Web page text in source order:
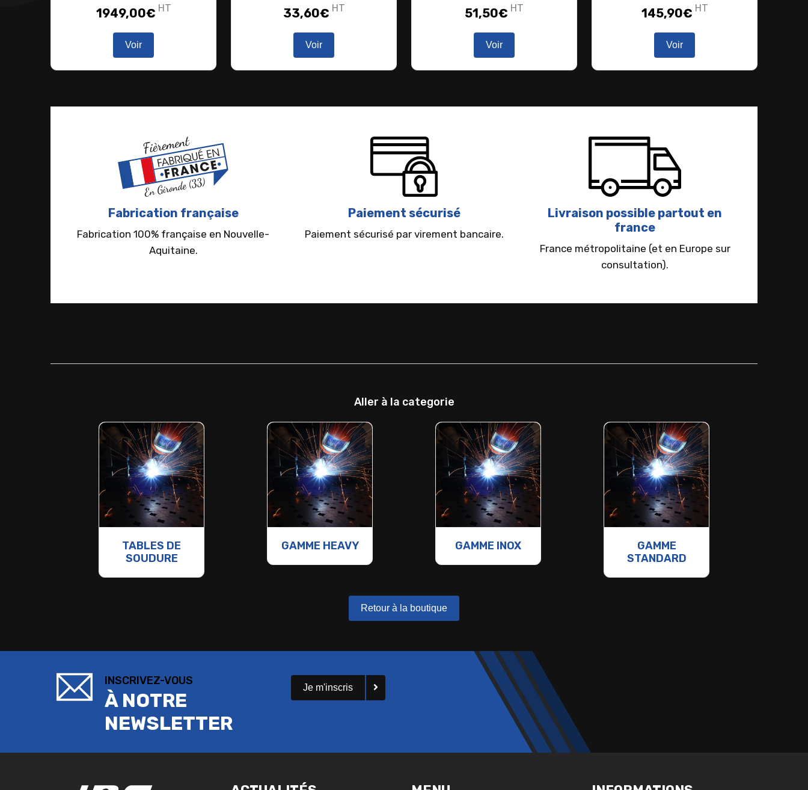
1949,00€ HT
Voir
33,60€ HT
Voir
51,50€ HT
Voir
145,90€ HT
Voir
Fabrication française
Fabrication 100% française en Nouvelle-
Aquitaine.
Paiement sécurisé
Paiement sécurisé par virement bancaire.
Livraison possible partout en
france
France métropolitaine (et en Europe sur
consultation).
Aller à la categorie
TABLES DE
SOUDURE
GAMME HEAVY GAMME INOX
GAMME
STANDARD
Retour à la boutique
INSCRIVEZ-VOUS
À NOTRE
NEWSLETTER
Je m'inscris